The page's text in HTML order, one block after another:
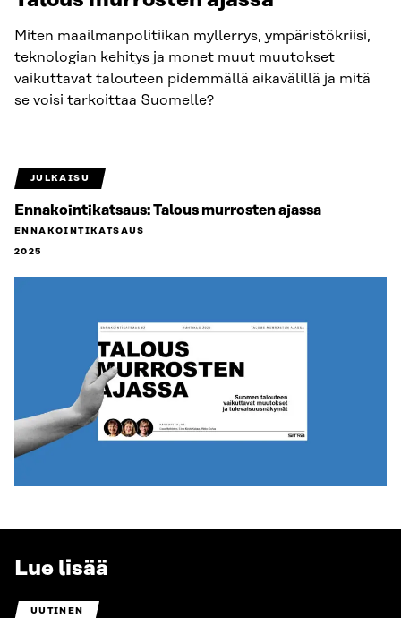
Miten maailmanpolitiikan myllerrys, ympäristökriisi,
teknologian kehitys ja monet muut muutokset
vaikuttavat talouteen pidemmällä aikavälillä ja mitä
se voisi tarkoittaa Suomelle?
JULKAISU
Ennakointikatsaus: Talous murrosten ajassa
ENNAKOINTIKATSAUS
2025
Lue lisää
UUTINEN